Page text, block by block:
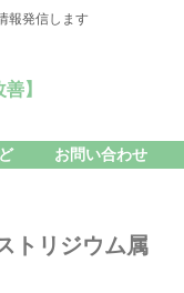
報発信します
】
お問い合わせ
トリジウム属